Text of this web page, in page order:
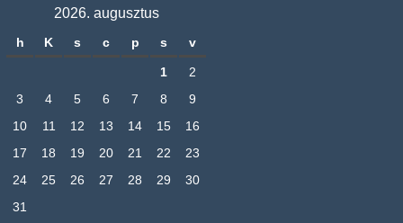
2026. augusztus
h K s c p s v
1
2
3
4 5 6 7 8
9
10
11 12 13 14 15
16
17
18 19 20 21 22
23
24
25 26 27 28 29
30
31